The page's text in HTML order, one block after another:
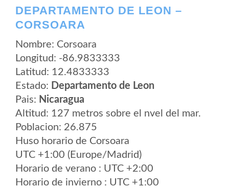
DEPARTAMENTO DE LEON –
CORSOARA
Nombre: Corsoara
Longitud: -86.9833333
Latitud: 12.4833333
Estado: Departamento de Leon
Pais: Nicaragua
Altitud: 127 metros sobre el nvel del mar.
Poblacion: 26.875
Huso horario de Corsoara
UTC +1:00 (Europe/Madrid)
Horario de verano : UTC +2:00
Horario de invierno : UTC +1:00